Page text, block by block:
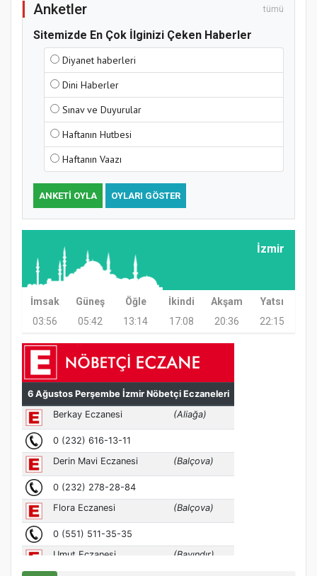
Samsun Atakum’da Yaz Kur’an Kursu
Kapanış Programı
Samsun Atakum’da Ayasofya Camii
Etkinliği
Türkiye’de insanlar dinle bağlarını
koparıyor mu?
Anketler tümü
Sitemizde En Çok İlginizi Çeken Haberler
Diyanet haberleri
Dini Haberler
Sınav ve Duyurular
Haftanın Hutbesi
Haftanın Vaazı
ANKETI OYLA OYLARI GÖSTER
İzmir
İmsak Güneş Öğle İkindi Akşam
Yatsı
03:56
05:42 13:14 17:08 20:36 22:15